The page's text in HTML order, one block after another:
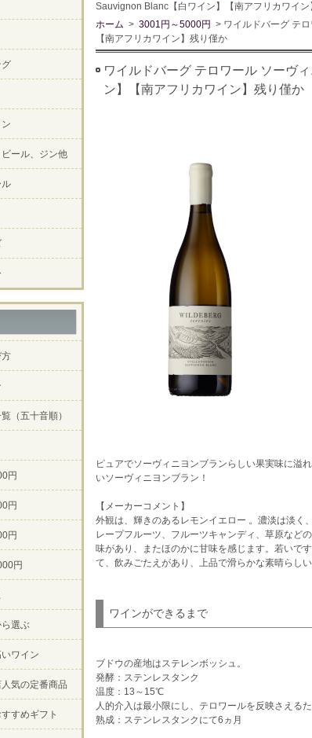
Sauvignon Blanc【白ワイン】【南アフリカワイン
ホーム > 3001円～5000円 > ワイルドバーグ テ
【南アフリカワイン】残り僅か
ワイルドバーグ テロワール ソーヴ
ン】【南アフリカワイン】残り僅か
ピュアでソーヴィニヨンブランらしい果実味に溢
いソーヴィニヨンブラン！
【メーカーコメント】
外観は、輝きのあるレモンイエロー 。濃淡は淡く
レープフルーツ、フルーツキャンディ、草原など
味があり、またほのかに甘味を感じます。若いで
て、飲みごたえがあり、上品で滑らかな素晴らしい
ワインができるまで
ブドウの産地はステレンボッシュ。
発酵：ステンレスタンク
温度：13～15℃
人的介入は最小限にし、テロワールを反映さえる
熟成：ステンレスタンクにて6ヵ月
グ
ール、ジン他
ル
方
（五十音順）
円
円
円
円
選ぶ
ワイン
気の定番商品
すめギフト